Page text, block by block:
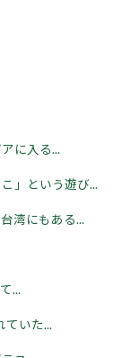
に入る...
」という遊び...
湾にもある...
...
ていた...